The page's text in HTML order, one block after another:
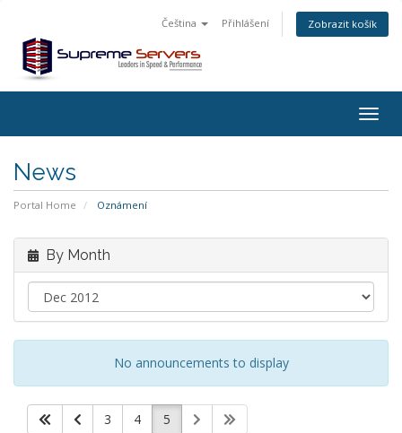
Čeština Přihlášení Zobrazit košík
News
Portal Home Oznámení
By Month
No announcements to display
3 4 5